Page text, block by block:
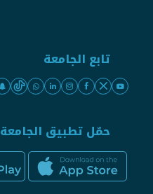
تابع الجامعة
حمّل تطبيق الجامعة